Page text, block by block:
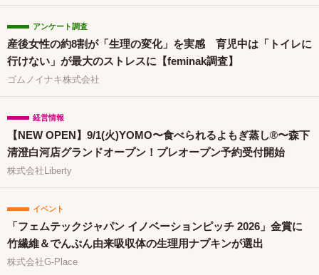
アンケート調査
産後女性の約8割が「生理の変化」を実感 育児中は「トイレに
行けない」が最大のストレスに【feminak調査】
ゴムノイナキ株式会社
経営情報
【NEW OPEN】9/1(火)YOMO〜食べられるよもぎ蒸し®〜森下
清澄白河店グランドオープン！プレオープン予約受付開始
株式会社Liberty
イベント
「フェムテックジャパン イノベーションピッチ 2026」金賞に
竹繊維＆でんぷん由来吸収体の生理用ナプキンが選出
株式会社G-Place